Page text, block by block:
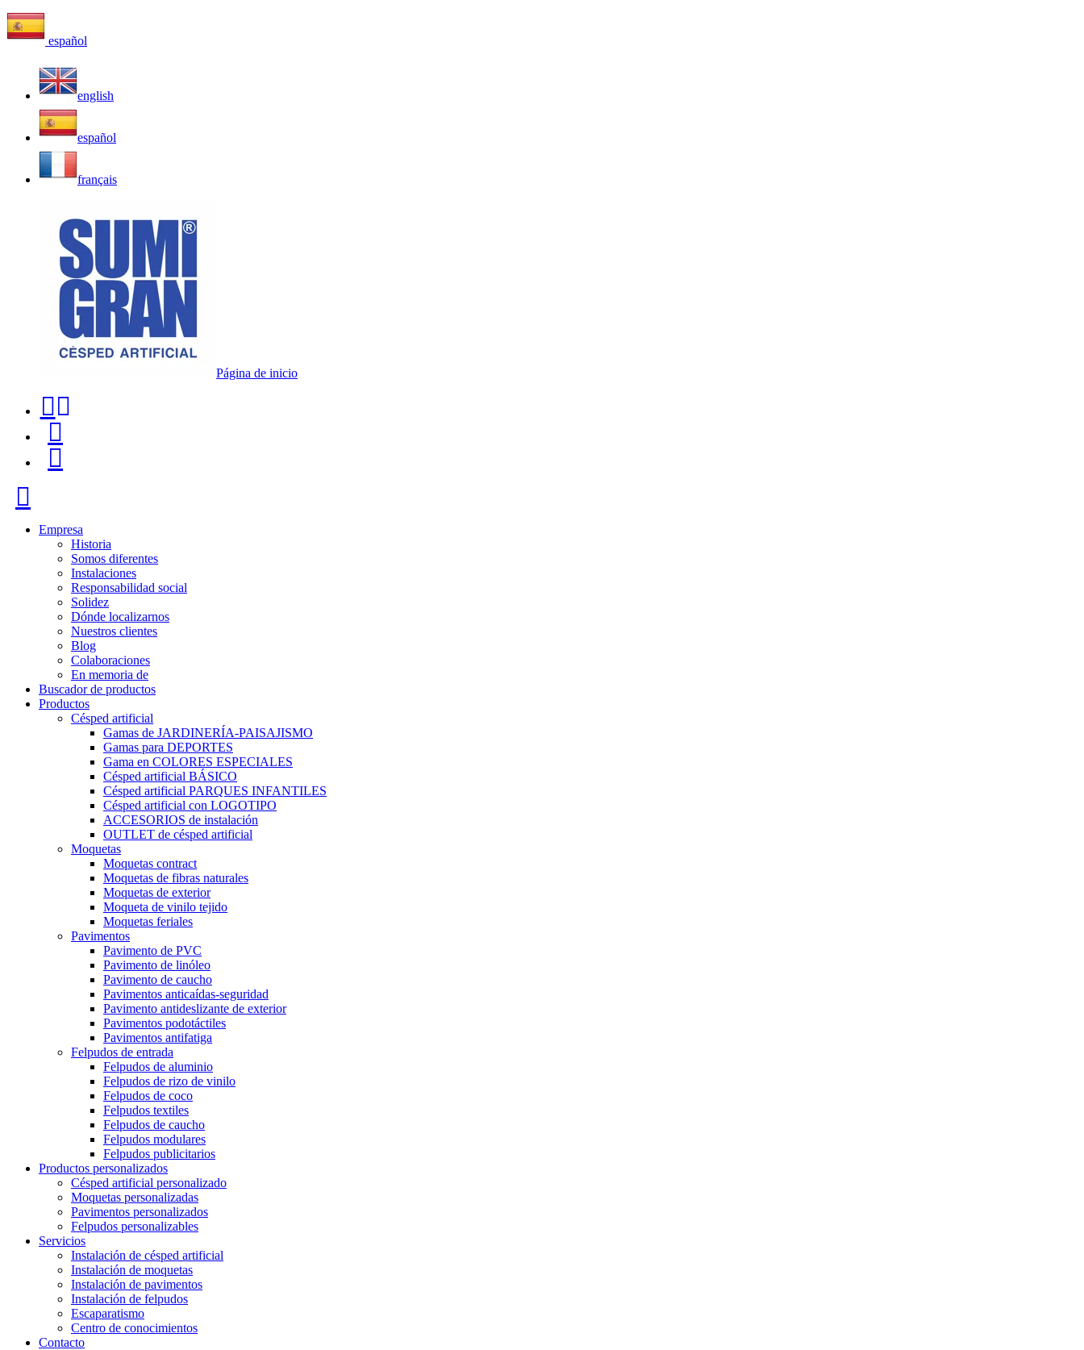
español
english
español
français
Página de inicio
116
96
57
Empresa
Historia
Somos diferentes
Instalaciones
Responsabilidad social
Solidez
Dónde localizarnos
Nuestros clientes
Blog
Colaboraciones
En memoria de
Buscador de productos
Productos
Césped artificial
Gamas de JARDINERÍA-PAISAJISMO
Gamas para DEPORTES
Gama en COLORES ESPECIALES
Césped artificial BÁSICO
Césped artificial PARQUES INFANTILES
Césped artificial con LOGOTIPO
ACCESORIOS de instalación
OUTLET de césped artificial
Moquetas
Moquetas contract
Moquetas de fibras naturales
Moquetas de exterior
Moqueta de vinilo tejido
Moquetas feriales
Pavimentos
Pavimento de PVC
Pavimento de linóleo
Pavimento de caucho
Pavimentos anticaídas-seguridad
Pavimento antideslizante de exterior
Pavimentos podotáctiles
Pavimentos antifatiga
Felpudos de entrada
Felpudos de aluminio
Felpudos de rizo de vinilo
Felpudos de coco
Felpudos textiles
Felpudos de caucho
Felpudos modulares
Felpudos publicitarios
Productos personalizados
Césped artificial personalizado
Moquetas personalizadas
Pavimentos personalizados
Felpudos personalizables
Servicios
Instalación de césped artificial
Instalación de moquetas
Instalación de pavimentos
Instalación de felpudos
Escaparatismo
Centro de conocimientos
Contacto